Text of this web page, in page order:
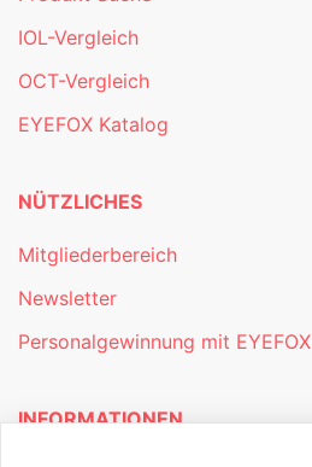
IOL-Vergleich
OCT-Vergleich
EYEFOX Katalog
NÜTZLICHES
Mitgliederbereich
Newsletter
Personalgewinnung mit EYEFOX
INFORMATIONEN